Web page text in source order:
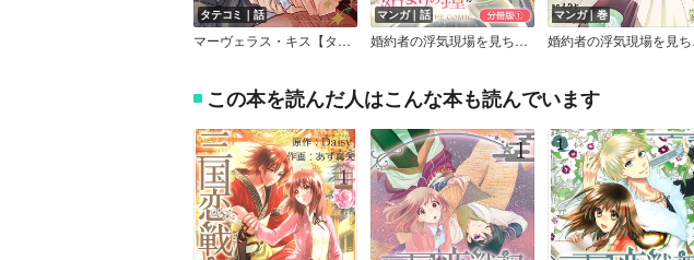
タテコミ｜話
マーヴェラス・キス【タテスク】【フルカラー】
マンガ｜話
婚約者の浮気現場を見ちゃったので始まりの鐘が鳴りました THE COMIC【分冊版】
マンガ｜巻
婚約者の
この本を読んだ人はこんな本も読んでいます